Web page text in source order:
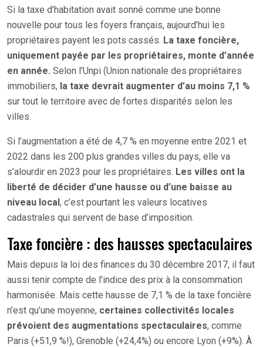
Si la taxe d’habitation avait sonné comme une bonne
nouvelle pour tous les foyers français, aujourd’hui les
propriétaires payent les pots cassés. La taxe foncière,
uniquement payée par les propriétaires, monte d’année
en année. Selon l’Unpi (Union nationale des propriétaires
immobiliers, la taxe devrait augmenter d’au moins 7,1 %
sur tout le territoire avec de fortes disparités selon les
villes.
Si l’augmentation a été de 4,7 % en moyenne entre 2021 et
2022 dans les 200 plus grandes villes du pays, elle va
s’alourdir en 2023 pour les propriétaires. Les villes ont la
liberté de décider d’une hausse ou d’une baisse au
niveau local, c’est pourtant les valeurs locatives
cadastrales qui servent de base d’imposition.
Taxe foncière : des hausses spectaculaires
Mais depuis la loi des finances du 30 décembre 2017, il faut
aussi tenir compte de l’indice des prix à la consommation
harmonisée. Mais cette hausse de 7,1 % de la taxe foncière
n’est qu’une moyenne, certaines collectivités locales
prévoient des augmentations spectaculaires, comme
Paris (+51,9 %!), Grenoble (+24,4%) ou encore Lyon (+9%). À